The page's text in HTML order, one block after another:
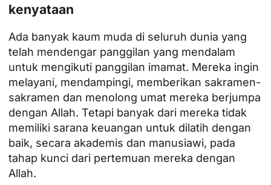
kenyataan
Ada banyak kaum muda di seluruh dunia yang
telah mendengar panggilan yang mendalam
untuk mengikuti panggilan imamat. Mereka ingin
melayani, mendampingi, memberikan sakramen-
sakramen dan menolong umat mereka berjumpa
dengan Allah. Tetapi banyak dari mereka tidak
memiliki sarana keuangan untuk dilatih dengan
baik, secara akademis dan manusiawi, pada
tahap kunci dari pertemuan mereka dengan
Allah.